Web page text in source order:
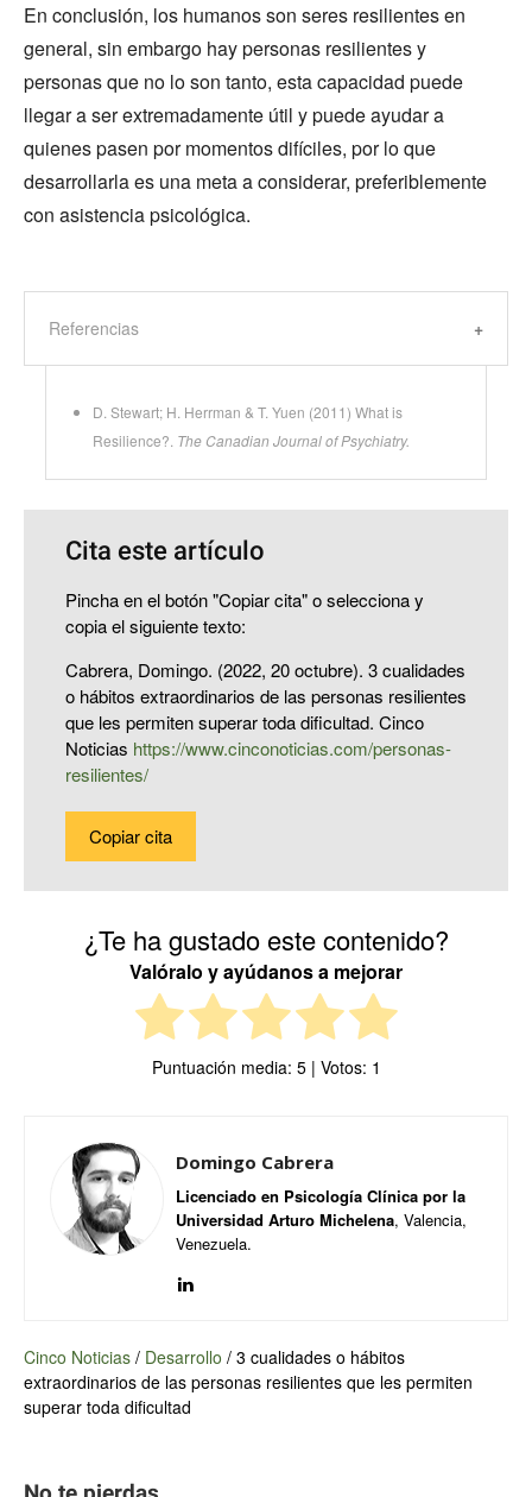
En conclusión, los humanos son seres resilientes en
general, sin embargo hay personas resilientes y
personas que no lo son tanto, esta capacidad puede
llegar a ser extremadamente útil y puede ayudar a
quienes pasen por momentos difíciles, por lo que
desarrollarla es una meta a considerar, preferiblemente
con asistencia psicológica.
Referencias
D. Stewart; H. Herrman & T. Yuen (2011) What is
Resilience?. The Canadian Journal of Psychiatry.
Cita este artículo
Pincha en el botón "Copiar cita" o selecciona y
copia el siguiente texto:
Cabrera, Domingo. (2022, 20 octubre). 3 cualidades
o hábitos extraordinarios de las personas resilientes
que les permiten superar toda dificultad. Cinco
Noticias https://www.cinconoticias.com/personas-
resilientes/
Copiar cita
¿Te ha gustado este contenido?
Valóralo y ayúdanos a mejorar
Puntuación media: 5| Votos: 1
Domingo Cabrera
Licenciado en Psicología Clínica por la
Universidad Arturo Michelena, Valencia,
Venezuela.
Cinco Noticias / Desarrollo / 3 cualidades o hábitos
extraordinarios de las personas resilientes que les permiten
superar toda dificultad